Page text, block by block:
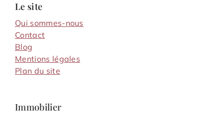
Le site
Qui sommes-nous
Contact
Blog
Mentions légales
Plan du site
Immobilier